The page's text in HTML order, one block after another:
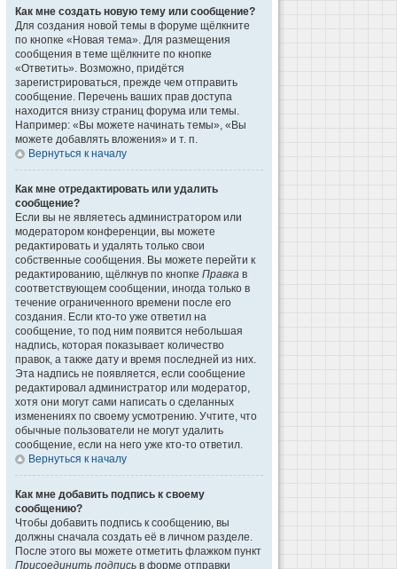
Как мне создать новую тему или сообщение?
Для создания новой темы в форуме щёлкните
по кнопке «Новая тема». Для размещения
сообщения в теме щёлкните по кнопке
«Ответить». Возможно, придётся
зарегистрироваться, прежде чем отправить
сообщение. Перечень ваших прав доступа
находится внизу страниц форума или темы.
Например: «Вы можете начинать темы», «Вы
можете добавлять вложения» и т. п.
Вернуться к началу
Как мне отредактировать или удалить
сообщение?
Если вы не являетесь администратором или
модератором конференции, вы можете
редактировать и удалять только свои
собственные сообщения. Вы можете перейти к
редактированию, щёлкнув по кнопке Правка в
соответствующем сообщении, иногда только в
течение ограниченного времени после его
создания. Если кто-то уже ответил на
сообщение, то под ним появится небольшая
надпись, которая показывает количество
правок, а также дату и время последней из них.
Эта надпись не появляется, если сообщение
редактировал администратор или модератор,
хотя они могут сами написать о сделанных
изменениях по своему усмотрению. Учтите, что
обычные пользователи не могут удалить
сообщение, если на него уже кто-то ответил.
Вернуться к началу
Как мне добавить подпись к своему
сообщению?
Чтобы добавить подпись к сообщению, вы
должны сначала создать её в личном разделе.
После этого вы можете отметить флажком пункт
Присоединить подпись в форме отправки